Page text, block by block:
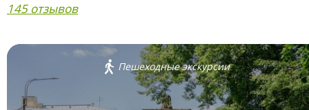
145 отзывов
Пешеходные экскурсии